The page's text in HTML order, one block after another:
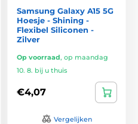
Samsung Galaxy A15 5G
Hoesje - Shining -
Flexibel Siliconen -
Zilver
Op voorraad, op maandag
10. 8. bij u thuis
€4,07
Vergelijken